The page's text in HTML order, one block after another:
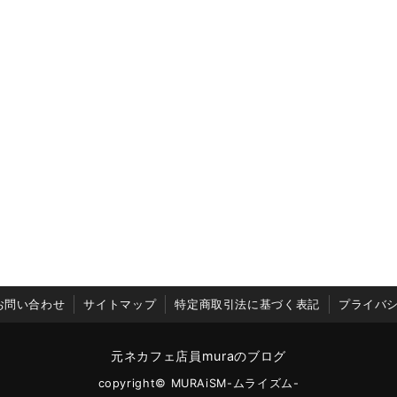
問い合わせ サイトマップ 特定商取引法に基づく表記 プライバ
元ネカフェ店員muraのブログ
copyright© MURAiSM-ムライズム-